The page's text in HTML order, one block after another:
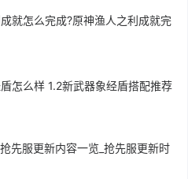
就怎么完成?原神渔人之利成就完
怎么样 1.2新武器象经盾搭配推荐
先服更新内容一览_抢先服更新时